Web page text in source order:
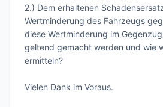
2.) Dem erhaltenen
Wertminderung des Fahrzeugs
diese Wertminderung im
geltend gemacht werden und wie
ermitteln?
Vielen Dank im Voraus.